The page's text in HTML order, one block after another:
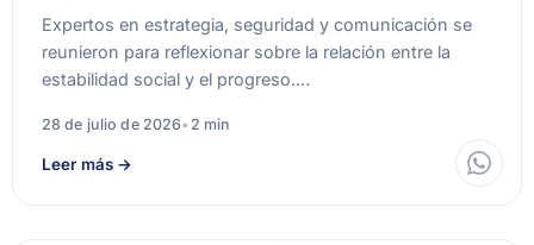
Expertos en estrategia, seguridad y comunicación se
reunieron para reflexionar sobre la relación entre la
estabilidad social y el progreso.…
28 de julio de 2026• 2 min
Leer más →